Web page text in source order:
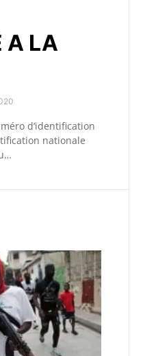
A LA
d’identification
nationale